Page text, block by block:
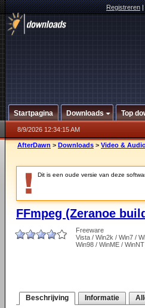
Registreren|
Startpagina Downloads Top
8/9/2026 12:34:15 AM
AfterDawn > Downloads > Video &
Dit is een oude versie van deze
FFmpeg (Zeranoe
Freeware
Vista / Win2k / Win7 /
Win98 / WinME /
Beschrijving Informatie